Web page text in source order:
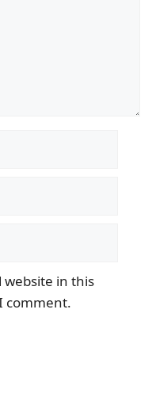
website in this
comment.